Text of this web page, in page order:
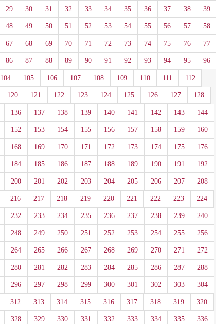
29 30 31 32 33 34 35 36 37 38 39
48 49 50 51 52 53 54 55 56 57 58
67 68 69 70 71 72 73 74 75 76 77
86 87 88 89 90 91 92 93 94 95 96
104 105 106 107 108 109 110 111 112
120 121 122 123 124 125 126 127 128
136 137 138 139 140 141 142 143 144
152 153 154 155 156 157 158 159 160
168 169 170 171 172 173 174 175 176
184 185 186 187 188 189 190 191 192
200 201 202 203 204 205 206 207 208
216 217 218 219 220 221 222 223 224
232 233 234 235 236 237 238 239 240
248 249 250 251 252 253 254 255 256
264 265 266 267 268 269 270 271 272
280 281 282 283 284 285 286 287 288
296 297 298 299 300 301 302 303 304
312 313 314 315 316 317 318 319 320
328 329 330 331 332 333 334 335 336